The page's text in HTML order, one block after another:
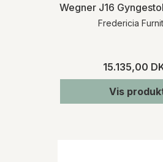
Wegner J16
Fredericia
15.135,00
Vis